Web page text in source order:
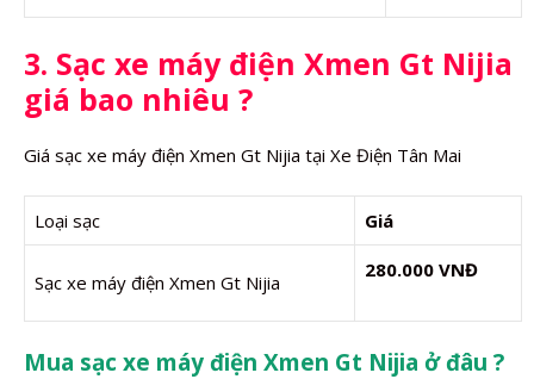
3. Sạc xe máy điện Xmen Gt Nijia
giá bao nhiêu ?
Giá sạc xe máy điện Xmen Gt Nijia tại Xe Điện Tân Mai
Loại sạc Giá
Sạc xe máy điện Xmen Gt Nijia
280.000 VNĐ
Mua sạc xe máy điện Xmen Gt Nijia ở đâu ?